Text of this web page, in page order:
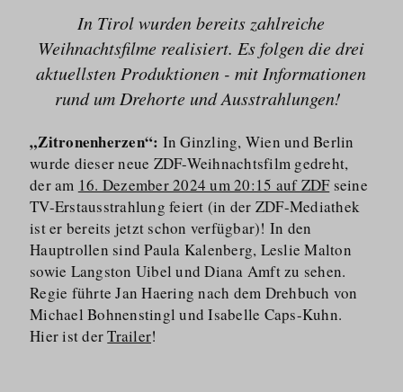
In Tirol wurden bereits zahlreiche
Weihnachtsfilme realisiert. Es folgen die drei
aktuellsten Produktionen - mit Informationen
rund um Drehorte und Ausstrahlungen!
„Zitronenherzen“: In Ginzling, Wien und Berlin
wurde dieser neue ZDF-Weihnachtsfilm gedreht,
der am 16. Dezember 2024 um 20:15 auf ZDFseine
TV-Erstausstrahlung feiert (in der ZDF-Mediathek
ist er bereits jetzt schon verfügbar)! In den
Hauptrollen sind Paula Kalenberg, Leslie Malton
sowie Langston Uibel und Diana Amft zu sehen.
Regie führte Jan Haering nach dem Drehbuch von
Michael Bohnenstingl und Isabelle Caps-Kuhn.
Hier ist derTrailer!